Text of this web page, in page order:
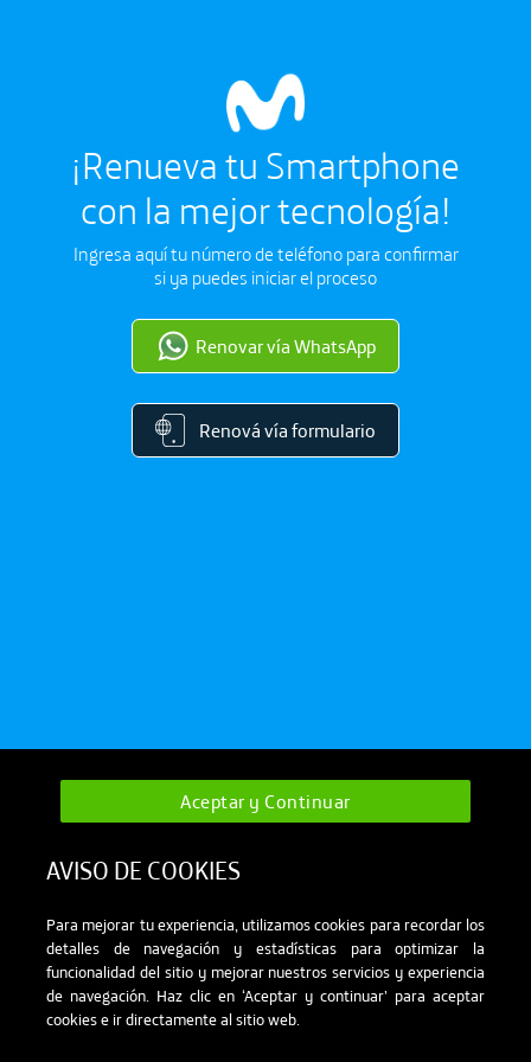
¡Renueva tu Smartphone
con la mejor tecnología!
Ingresa aquí tu número de teléfono para confirmar
si ya puedes iniciar el proceso
Renovar vía WhatsApp
Renová vía formulario
AVISO DE COOKIES
Para mejorar tu experiencia, utilizamos cookies para recordar los
detalles de navegación y estadísticas para optimizar la
funcionalidad del sitio y mejorar nuestros servicios y experiencia
de navegación. Haz clic en ‘Aceptar y continuar’ para aceptar
cookies e ir directamente al sitio web.
Aceptar y Continuar